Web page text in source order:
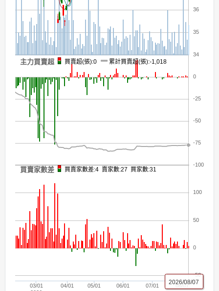
03/01
05/01 07/01
04/01 06/01 08/01
34
36
35
-100
-75
-50
-25
0
-50
0
50
100
2026/08/07
主力買賣超 買賣超(張):0 累計買賣超(張):-1,018
買賣家數差 買賣家數差:4 賣家數:27 買家數:31